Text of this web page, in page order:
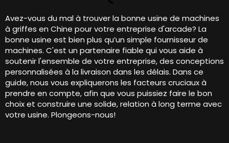
Avez-vous du mal à trouver la bonne usine de machines
à griffes en Chine pour votre entreprise d'arcade? La
bonne usine est bien plus qu’un simple fournisseur de
machines. C'est un partenaire fiable qui vous aide à
soutenir l'ensemble de votre entreprise, des conceptions
personnalisées à la livraison dans les délais. Dans ce
guide, nous vous expliquerons les facteurs cruciaux à
prendre en compte, afin que vous puissiez faire le bon
choix et construire une solide, relation à long terme avec
votre usine. Plongeons-nous!